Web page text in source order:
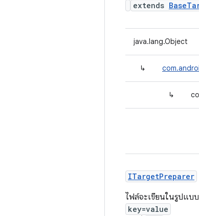
extends
java.lang.Object
↳
↳
ITargetPreparer
ไฟล์จะเขียนในรูปแบ
key=value